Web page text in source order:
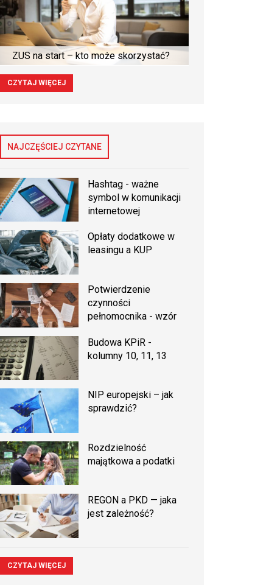
ZUS na start – kto może skorzystać?
CZYTAJ WIĘCEJ
NAJCZĘŚCIEJ CZYTANE
Hashtag - ważne
symbol w komunikacji
internetowej
Opłaty dodatkowe w
leasingu a KUP
Potwierdzenie
czynności
pełnomocnika - wzór
Budowa KPiR -
kolumny 10, 11, 13
NIP europejski – jak
sprawdzić?
Rozdzielność
majątkowa a podatki
REGON a PKD — jaka
jest zależność?
CZYTAJ WIĘCEJ